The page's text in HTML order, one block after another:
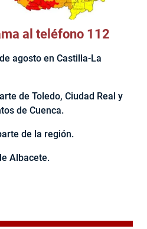
al teléfono 112
agosto en Castilla-La
de Toledo, Ciudad Real y
de Cuenca.
de la región.
Albacete.